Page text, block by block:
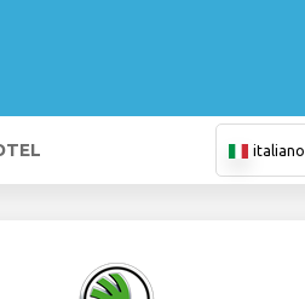
italiano